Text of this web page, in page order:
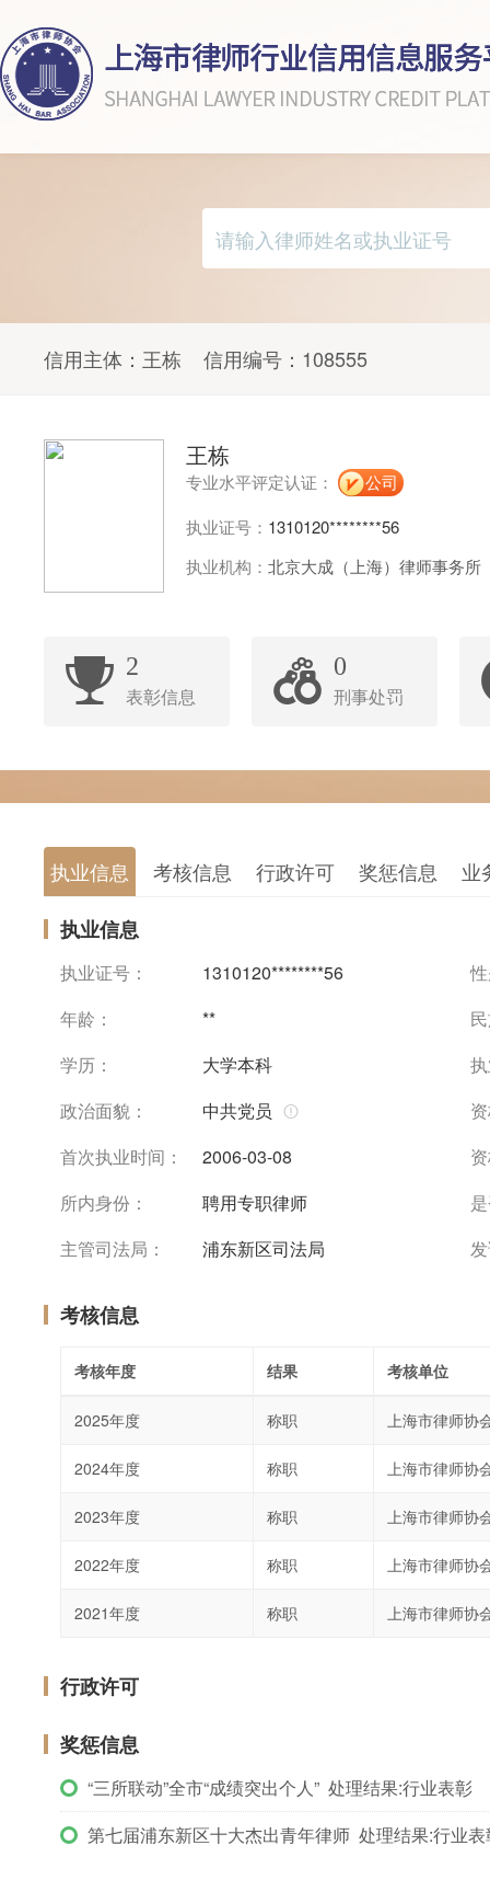
信用主体： 王栋 信用编号： 108555
王栋
专业水平评定认证：
公司
执业证号： 1310120********56
执业机构： 北京大成（上海）律师事务所
2
表彰信息
0
刑事处罚
执业信息 考核信息 行政许可 奖惩信息 业
执业信息
执业证号： 1310120********56
年龄：
**
学历：
大学本科
政治面貌：
中共党员
首次执业时间：
2006-03-08
所内身份：
聘用专职律师
主管司法局：
浦东新区司法局
考核信息
考核年度 结果 考核单位
2025年度 称职 上海市律师协
2024年度 称职 上海市律师协
2023年度 称职 上海市律师协
2022年度 称职 上海市律师协
2021年度 称职 上海市律师协
行政许可
奖惩信息
“三所联动”全市“成绩突出个人” 处理结果:行业表彰
第七届浦东新区十大杰出青年律师 处理结果:行业表